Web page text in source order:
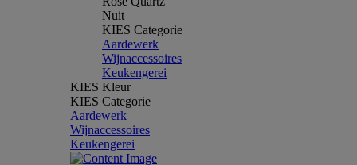
Nuit
KIES Categorie
Aardewerk
Wijnaccessoires
Keukengerei
KIES Kleur
KIES Categorie
Aardewerk
Wijnaccessoires
Keukengerei